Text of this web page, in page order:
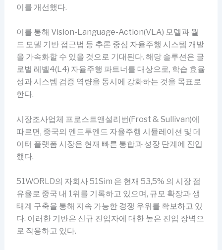
이를 개선했다.
이를 통해 Vision-Language-Action(VLA) 모델과 월
드 모델 기반 접근법 등 추론 중심 자율주행 시스템 개발
을 가속화할 수 있을 것으로 기대된다. 해당 솔루션은 글
로벌 레벨4(L4) 자율주행 파트너를 대상으로, 학습 효율
성과 시스템 검증 역량을 동시에 강화하는 것을 목표로
한다.
시장조사업체 프로스트앤설리번(Frost & Sullivan)에
따르면, 중국의 엔드투엔드 자율주행 시뮬레이션 및 데
이터 플랫폼 시장은 현재 빠른 통합과 성장 단계에 진입
했다.
51WORLD의 자회사 51Sim 은 현재 53,5% 의 시장 점
유율로 중국 내 1위를 기록하고 있으며, 규모 확장과 생
태계 구축을 통해 지속 가능한 경쟁 우위를 확보하고 있
다. 이러한 기반은 신규 진입자에 대한 높은 진입 장벽으
로 작용하고 있다.